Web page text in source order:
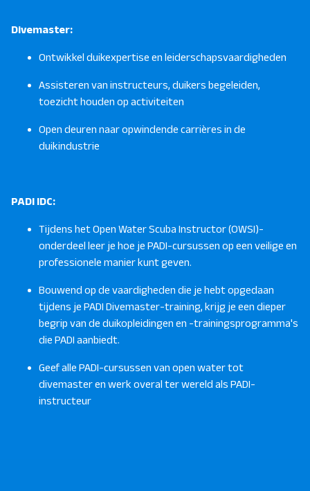
Divemaster:
Ontwikkel duikexpertise en leiderschapsvaardigheden
Assisteren van instructeurs, duikers begeleiden,
toezicht houden op activiteiten
Open deuren naar opwindende carrières in de
duikindustrie
PADI IDC:
Tijdens het Open Water Scuba Instructor (OWSI)-
onderdeel leer je hoe je PADI-cursussen op een veilige en
professionele manier kunt geven.
Bouwend op de vaardigheden die je hebt opgedaan
tijdens je PADI Divemaster-training, krijg je een dieper
begrip van de duikopleidingen en -trainingsprogramma's
die PADI aanbiedt.
Geef alle PADI-cursussen van open water tot
divemaster en werk overal ter wereld als PADI-
instructeur